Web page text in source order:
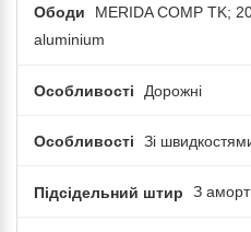
Ободи
MERIDA COMP TK;
aluminium
Особливості Дорожні
Особливості Зі
Підсідельний штир З